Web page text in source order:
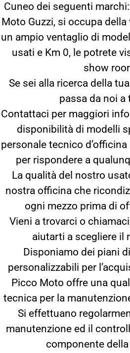
Cuneo dei seguenti
Moto Guzzi, si occupa
un ampio ventaglio di
usati e Km 0, le potrete
show
Se sei alla ricerca della
passa da noi a
Contattaci per maggiori
disponibilità di modelli
personale tecnico
per rispondere a
La qualità del nostro
nostra officina che
ogni mezzo prima di
Vieni a trovarci o
aiutarti a scegliere il
Disponiamo dei piani
personalizzabili per
Picco Moto offre una
tecnica per la
Si effettuano
manutenzione ed il
componente